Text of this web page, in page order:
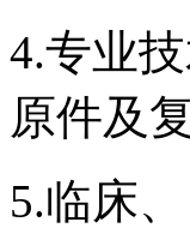
4.专业
原件及
5.临床